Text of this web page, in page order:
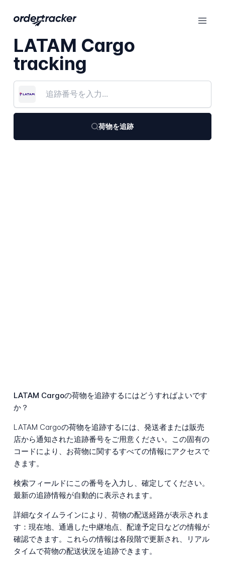
LATAM Cargo
tracking
荷物を追跡
LATAM Cargoの荷物を追跡するにはどうすればよいです
か？
LATAM Cargoの荷物を追跡するには、発送者または販売
店から通知された追跡番号をご用意ください。この固有の
コードにより、お荷物に関するすべての情報にアクセスで
きます。
検索フィールドにこの番号を入力し、確定してください。
最新の追跡情報が自動的に表示されます。
詳細なタイムラインにより、荷物の配送経路が表示されま
す：現在地、通過した中継地点、配達予定日などの情報が
確認できます。これらの情報は各段階で更新され、リアル
タイムで荷物の配送状況を追跡できます。